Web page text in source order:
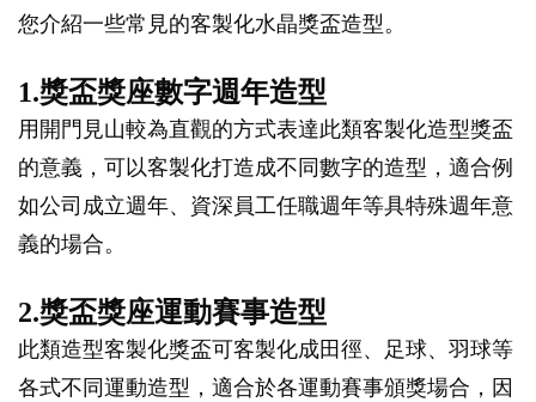
您介紹一些常見的客製化水晶獎盃造型。
1.獎盃獎座數字週年造型
用開門見山較為直觀的方式表達此類客製化造型獎盃
的意義，可以客製化打造成不同數字的造型，適合例
如公司成立週年、資深員工任職週年等具特殊週年意
義的場合。
2.獎盃獎座運動賽事造型
此類造型客製化獎盃可客製化成田徑、足球、羽球等
各式不同運動造型，適合於各運動賽事頒獎場合，因